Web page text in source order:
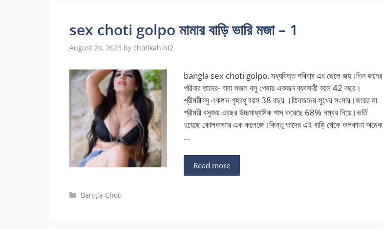
sex choti golpo মামার বাড়ি ভারি মজা – 1
August 24, 2023 by chotikahini2
bangla sex choti golpo. মধ্যবিত্ত পরিবার এর ছেলে জয়।তিন জনের
পরিবার তাদের- বাবা সজল বসু পেষায় একজন ব্যবসায়ী বয়স 42 বছর।
শ্রীময়ীবসু একজন গৃহবধূ বয়স 38 বছর ।তিনজনের সুখের সংসার।জয়ের মা
শ্রীময়ী বসুজয় এবছর উচ্চমাধ্যমিক পাস করেছে 68% নম্বর নিয়ে।ভর্তি
হয়েছে কোলকাতার এক কলেজে।কিন্তু তাদের এই বাড়ি থেকে কলকাতা অনেক
…
Read more
Categories
Bangla Choti